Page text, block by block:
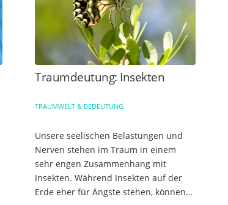
Traumdeutung: Insekten
TRAUMWELT & BEDEUTUNG
Unsere seelischen Belastungen und
Nerven stehen im Traum in einem
sehr engen Zusammenhang mit
Insekten. Während Insekten auf der
Erde eher für Ängste stehen, können